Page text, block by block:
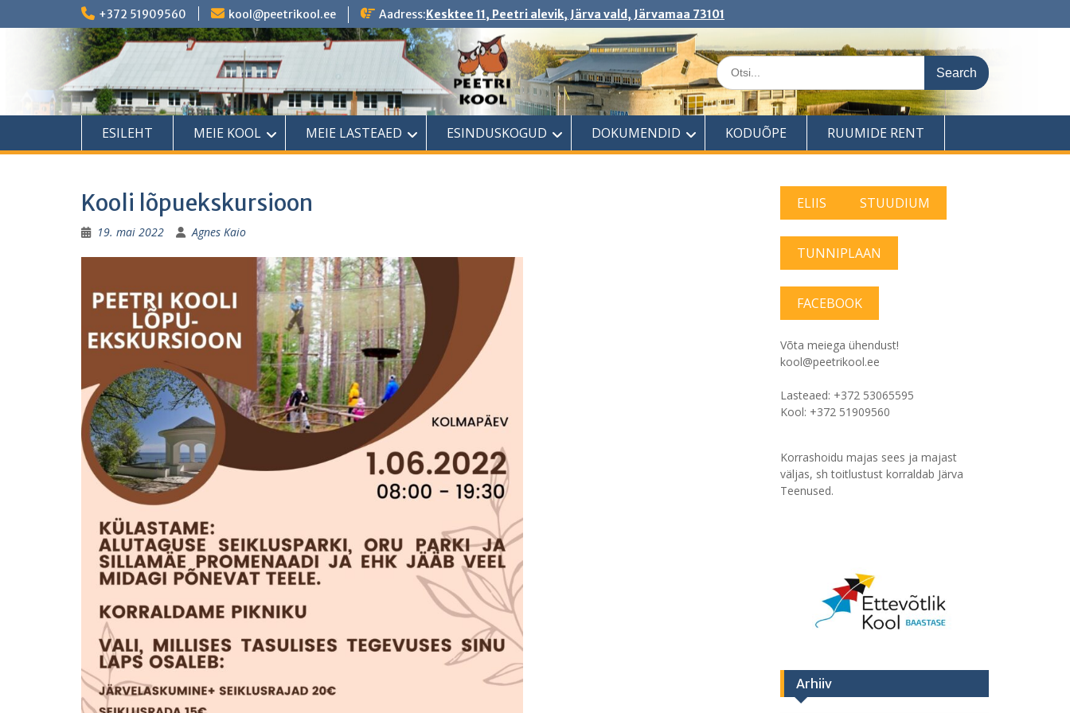
to
+372 51909560 kool@peetrikool.ee Aadress:Kesktee 11, Peetri alevik, Järva vald, Järvamaa 73101
Search
for:
ESILEHT MEIE KOOL MEIE LASTEAED ESINDUSKOGUD DOKUMENDID KODUÕPE RUUMIDE RENT
Kooli lõpuekskursioon
19. mai 2022 Agnes Kaio
ELIIS STUUDIUM
TUNNIPLAAN
FACEBOOK
Võta meiega ühendust!
kool@peetrikool.ee
Lasteaed: +372 53065595
Kool: +372 51909560
Korrashoidu majas sees ja majast
väljas, sh toitlustust korraldab Järva
Teenused.
Arhiiv